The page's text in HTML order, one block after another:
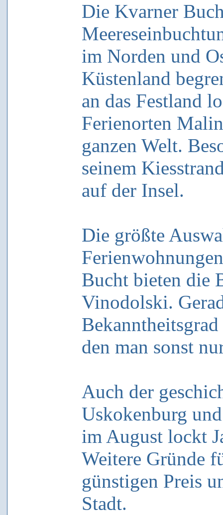
Die Kvarner
im Norden und
Küstenland
an das Festland
Ferienorten
ganzen Welt.
seinem
auf der Insel.
Die größte
Bucht bieten die
Vinodolski.
den man sonst
Auch der
Uskokenburg
im August lockt
Weitere Gründe
günstigen Preis
Stadt.